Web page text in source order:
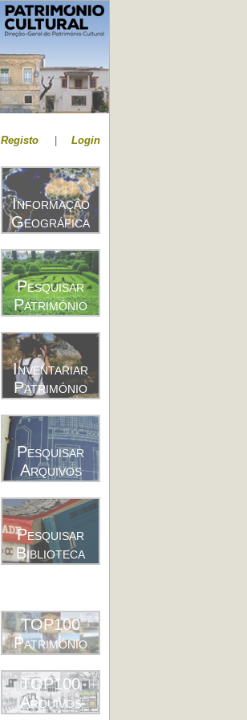
Registo Login
Informação
Geográfica
Pesquisar
Património
Inventariar
Património
Pesquisar
Arquivos
Pesquisar
Biblioteca
TOP100
Património
TOP100
Arquivos